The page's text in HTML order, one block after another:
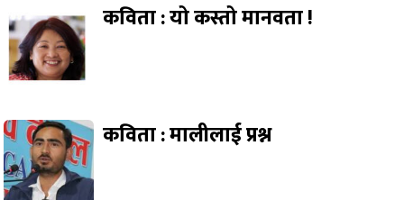
कविता : यो कस्तो मानवता !
कविता : मालीलाई प्रश्न